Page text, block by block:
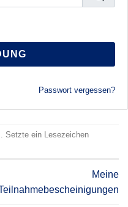
Passwort vergessen?
Setzte ein Lesezeichen
Meine